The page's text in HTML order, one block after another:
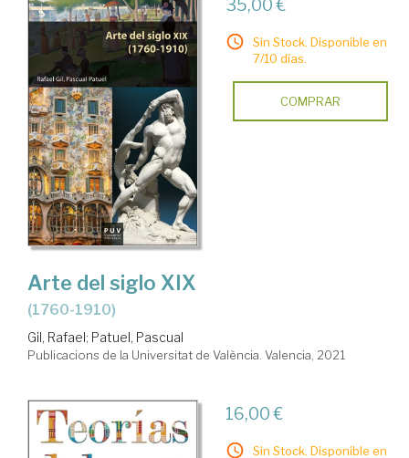
35,00 €
Sin Stock. Disponible en
7/10 días.
COMPRAR
Arte del siglo XIX
(1760-1910)
Gil, Rafael; Patuel, Pascual
Publicacions de la Universitat de València. Valencia, 2021
16,00 €
Sin Stock. Disponible en